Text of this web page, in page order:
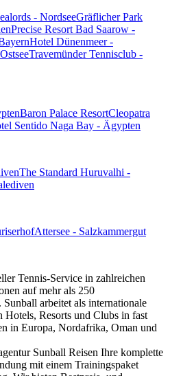
- NordseeGräflicher Park
Precise Resort Bad Saarow -
Hotel Dünenmeer -
Travemünder Tennisclub -
Baron Palace ResortCleopatra
Sentido Naga Bay - Ägypten
The Standard Huruvalhi -
Attersee - Salzkammergut
Tennis-Service in zahlreichen
auf mehr als 250
arbeitet als internationale
Hotels, Resorts und Clubs in fast
in Europa, Nordafrika, Oman und
Sunball Reisen Ihre komplette
mit einem Trainingspaket